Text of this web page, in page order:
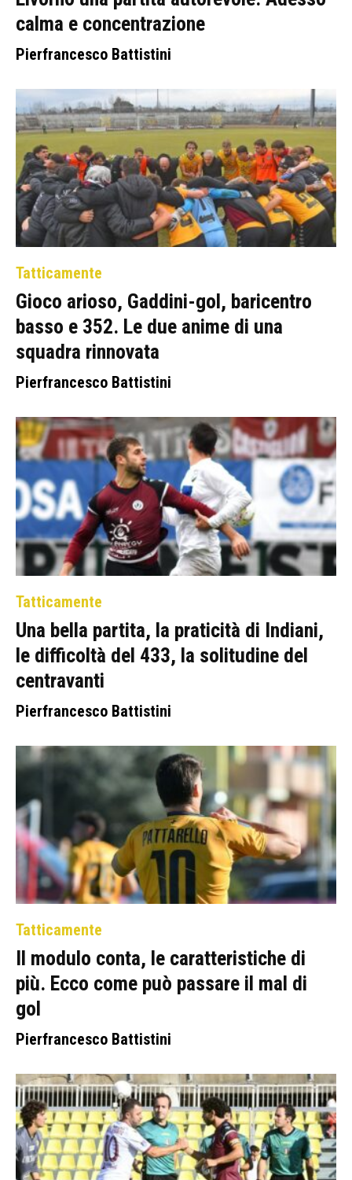
calma e concentrazione
Pierfrancesco Battistini
Tatticamente
Gioco arioso, Gaddini-gol, baricentro
basso e 352. Le due anime di una
squadra rinnovata
Pierfrancesco Battistini
Tatticamente
Una bella partita, la praticità di Indiani,
le difficoltà del 433, la solitudine del
centravanti
Pierfrancesco Battistini
Tatticamente
Il modulo conta, le caratteristiche di
più. Ecco come può passare il mal di
gol
Pierfrancesco Battistini